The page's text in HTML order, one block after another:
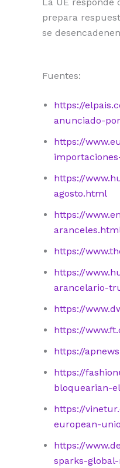
prepara
se
Fuentes:
https://
anunciado-
https://
https://
agosto.html
https://
https://
https://
arancelario-
https://
https://
https://
https://
bloquearian-
https://
european-
https://
sparks-